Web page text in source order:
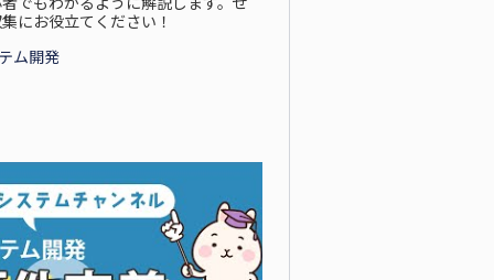
にお役立てください！
ム開発